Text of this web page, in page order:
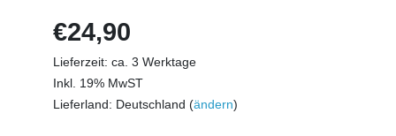
€24,90
Lieferzeit: ca. 3 Werktage
Inkl. 19% MwST
Lieferland: Deutschland (ändern)